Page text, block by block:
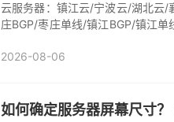
云服务器：镇江云/宁波云/湖北云
庄BGP/枣庄单线/镇江BGP/镇江单
2026-08-06
如何确定服务器屏幕尺寸